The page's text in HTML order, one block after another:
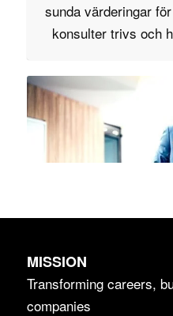
sunda värderingar
konsulter trivs och
MISSION
Transforming careers,
companies